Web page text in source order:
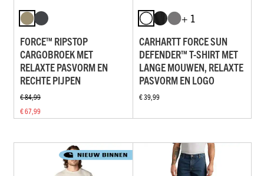
FORCE™ RIPSTOP
CARGOBROEK MET
RELAXTE PASVORM EN
RECHTE PIJPEN
€ 84,99
€ 67,99
+ 1
CARHARTT FORCE SUN
DEFENDER™ T-SHIRT MET
LANGE MOUWEN, RELAXTE
PASVORM EN LOGO
€ 39,99